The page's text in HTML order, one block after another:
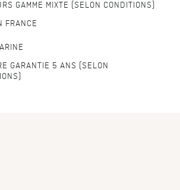
GAMME MIXTE (SELON CONDITIONS)
FRANCE
GARANTIE 5 ANS (SELON